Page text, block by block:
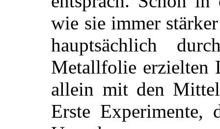
wie sie immer
hauptsächlich
Metallfolie erzielten
allein mit den
Erste Experimente,